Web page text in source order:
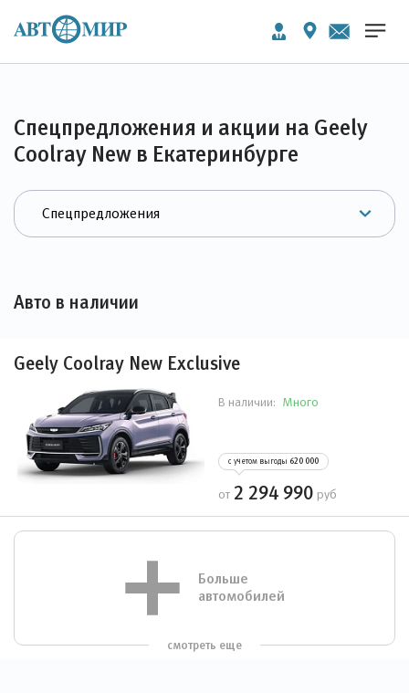
Спецпредложения и акции на Geely
Coolray New в Екатеринбурге
Авто в наличии
Geely Coolray New Exclusive
В наличии: Много
с учетом выгоды 620 000
от 2 294 990 руб
Больше
автомобилей
смотреть еще